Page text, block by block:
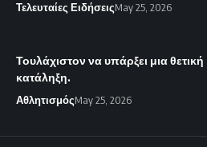
Τελευταίες ΕιδήσειςMay 25, 2026
Τουλάχιστον να υπάρξει μια θετική
κατάληξη.
ΑθλητισμόςMay 25, 2026